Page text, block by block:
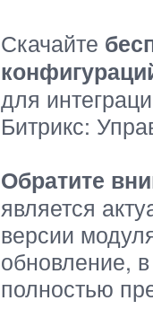
Скачайте
для
Битрикс:
Обратите
является
версии
обновление,
полностью